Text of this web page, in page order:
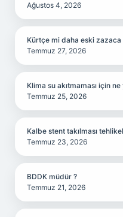
Ağustos 4, 2026
Kürtçe mi daha eski zazaca
Temmuz 27, 2026
Klima su akıtmaması için ne
Temmuz 25, 2026
Kalbe stent takılması
Temmuz 23, 2026
BDDK müdür ?
Temmuz 21, 2026